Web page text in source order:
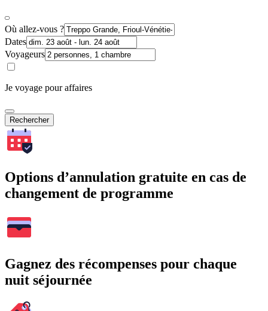
Où allez-vous ?
Dates
Voyageurs
Je voyage pour affaires
Rechercher
Options d’annulation gratuite en cas de
changement de programme
Gagnez des récompenses pour chaque
nuit séjournée